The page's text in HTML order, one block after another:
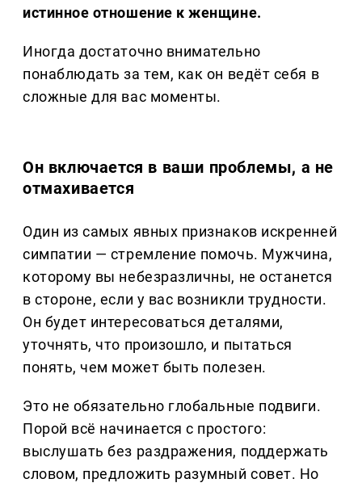
истинное отношение к женщине.
Иногда достаточно внимательно
понаблюдать за тем, как он ведёт себя в
сложные для вас моменты.
Он включается в ваши проблемы, а не
отмахивается
Один из самых явных признаков искренней
симпатии — стремление помочь. Мужчина,
которому вы небезразличны, не останется
в стороне, если у вас возникли трудности.
Он будет интересоваться деталями,
уточнять, что произошло, и пытаться
понять, чем может быть полезен.
Это не обязательно глобальные подвиги.
Порой всё начинается с простого:
выслушать без раздражения, поддержать
словом, предложить разумный совет. Но